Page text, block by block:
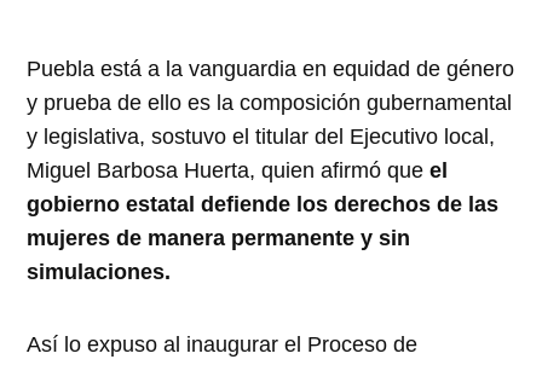
Puebla está a la vanguardia en equidad de género
y prueba de ello es la composición gubernamental
y legislativa, sostuvo el titular del Ejecutivo local,
Miguel Barbosa Huerta, quien afirmó que el
gobierno estatal defiende los derechos de las
mujeres de manera permanente y sin
simulaciones.
Así lo expuso al inaugurar el Proceso de